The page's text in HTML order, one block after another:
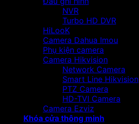
NVR
Turbo HD DVR
HiLooK
Camera Dahua Imou
Phụ kiện camera
Camera Hikvision
Network Camera
Smart Line Hikvision
PTZ Camera
HD-TVI Camera
Camera Ezviz
Khóa cửa thông minh